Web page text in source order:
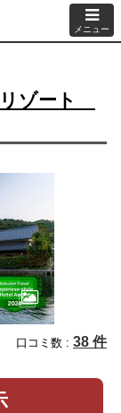
メニュー
ゾート
口コミ数 : 38 件